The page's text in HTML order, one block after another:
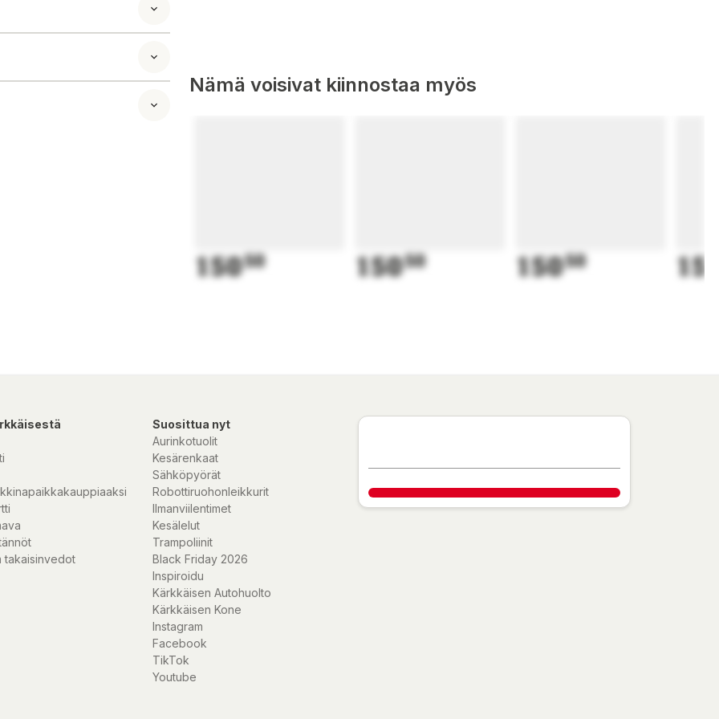
Nämä voisivat kiinnostaa myös
15050 15050 15050
takaisinvedot
Suosittua nyt
Aurinkotuolit
Kesärenkaat
Sähköpyörät
Robottiruohonleikkurit
Ilmanviilentimet
Kesälelut
Trampoliinit
Black Friday 2026
Inspiroidu
Kärkkäisen Autohuolto
Kärkkäisen Kone
Instagram
Facebook
TikTok
Youtube